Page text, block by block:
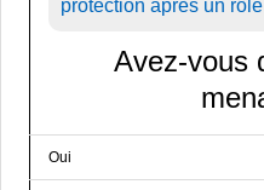
protection après un
Avez-vous
Oui